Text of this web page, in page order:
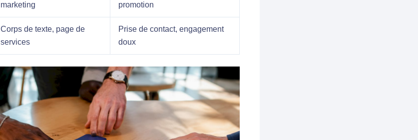
marketing
promotion
Corps de texte, page de
services
Prise de contact, engagement
doux